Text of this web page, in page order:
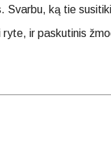
ką tie
ryte, ir paskutinis